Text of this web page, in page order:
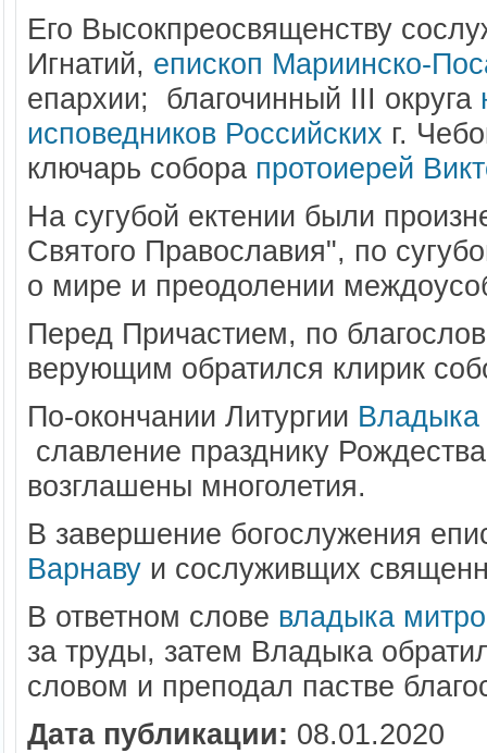
Его Высокпреосвященству
Игнатий, епископ Мариинско-
епархии; благочинный III округа
исповедников Российских г.
ключарь собора протоиерей
На сугубой ектении были
Святого Православия", по
о мире и преодолении
Перед Причастием, по
верующим обратился клирик
По-окончании Литургии Владыка
славление празднику
возглашены многолетия.
В завершение богослужения
Варнаву и сослуживщих
В ответном слове владыка
за труды, затем Владыка
словом и преподал пастве
Дата публикации: 08.01.2020